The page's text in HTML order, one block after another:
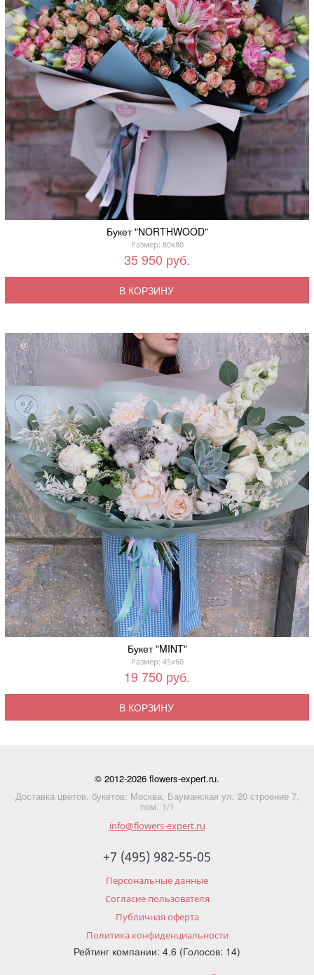
Букет "NORTHWOOD"
Размер: 80x80
35 950 руб.
В КОРЗИНУ
Букет "MINT"
Размер: 45x60
19 750 руб.
В КОРЗИНУ
© 2012-2026 flowers-expert.ru.
Доставка цветов, букетов: Москва, Бауманская ул. 20 строение 7,
пом. 1/1
info@flowers-expert.ru
+7 (495) 982-55-05
Персональные данные
Согласие пользователя
Публичная оферта
Политика конфиденциальности
Рейтинг компании: 4.6 (Голосов: 14)